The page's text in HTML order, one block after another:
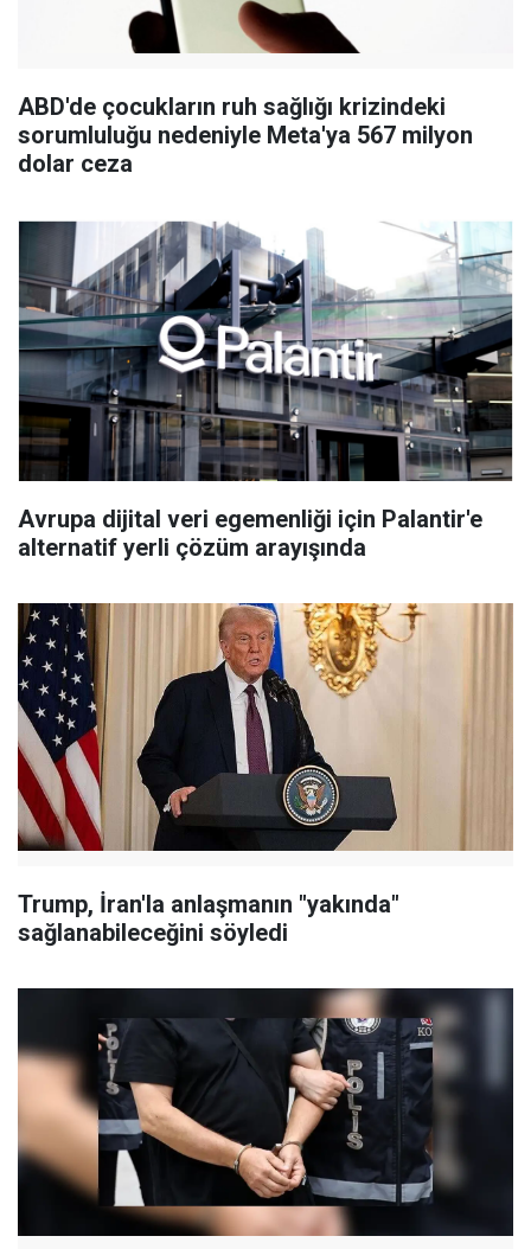
ABD'de çocukların ruh sağlığı krizindeki
sorumluluğu nedeniyle Meta'ya 567 milyon
dolar ceza
Avrupa dijital veri egemenliği için Palantir'e
alternatif yerli çözüm arayışında
Trump, İran'la anlaşmanın "yakında"
sağlanabileceğini söyledi